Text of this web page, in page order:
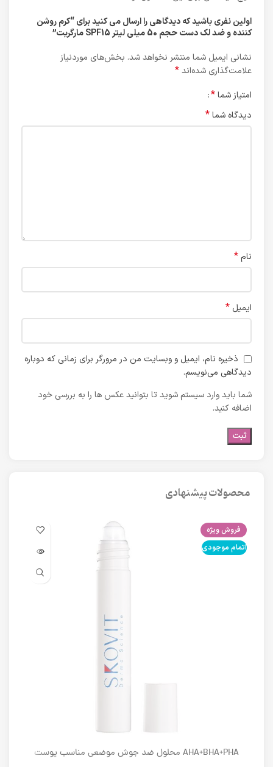
اولین نفری باشید که دیدگاهی را ارسال می کنید برای “کرم روشن
کننده و ضد لک دست حجم 50 میلی لیتر SPF15 مارگریت”
نشانی ایمیل شما منتشر نخواهد شد. بخش‌های موردنیاز
علامت‌گذاری شده‌اند*
امتیاز شما*
دیدگاه شما*
نام *
ایمیل *
ذخیره نام، ایمیل و وبسایت من در مرورگر برای زمانی که دوباره
دیدگاهی می‌نویسم.
شما باید وارد سیستم شوید تا بتوانید عکس ها را به بررسی خود
اضافه کنید.
محصولات پیشنهادی
فروش ویژه
اتمام موجودی
AHA+BHA+PHA محلول ضد جوش موضعی مناسب پوست